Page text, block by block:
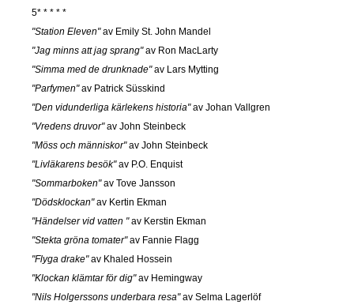
5* * * * *
"Station Eleven"av Emily St. John Mandel
"Jag minns att jag sprang"av Ron MacLarty
"Simma med de drunknade"av Lars Mytting
"Parfymen"av Patrick Süsskind
"Den vidunderliga kärlekens historia"av Johan Vallgren
"Vredens druvor"av John Steinbeck
"Möss och människor"av John Steinbeck
"Livläkarens besök"av P.O. Enquist
"Sommarboken"av Tove Jansson
"Dödsklockan"av Kertin Ekman
"Händelser vid vatten "av Kerstin Ekman
"Stekta gröna tomater"av Fannie Flagg
"Flyga drake"av Khaled Hossein
"Klockan klämtar för dig"av Hemingway
"Nils Holgerssons underbara resa"av Selma Lagerlöf